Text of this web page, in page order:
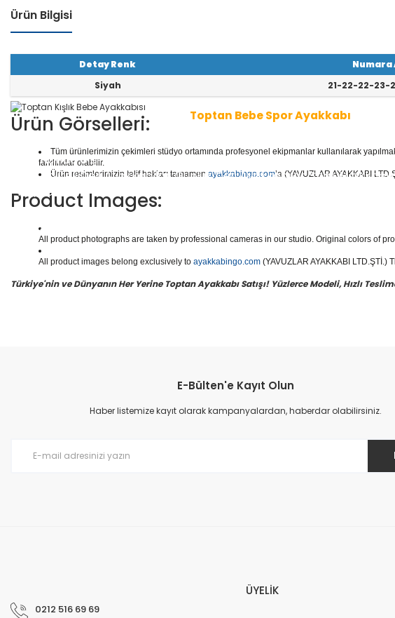
Ürün Bilgisi
Detay Renk Numara
Siyah
21-22-22-23-
Toptan Bebe Spor Ayakkabı
1 seri içinde8çift ayakkabı bulunur. Toptan Bebe Ayakkabı
tler, Kaliteli Deri Ayakkabılar, Günlük Deri Ayakkabılar, Spor
ılar, Botlar ve daha binlerce model bebe ayakkabısı mevcuttur.
Yüzlerce modeli, hızlı teslimatı, uygun
doğru adresi Yavuzlar Ayakkabı!
Ürün Görselleri:
Tüm ürünlerimizin çekimleri stüdyo ortamında profesyonel ekipmanlar kullanılarak
farklılıklar olabilir.
Ürün resimlerimizin telif hakları tamamen ayakkabingo.com’a (YAVUZLAR AYAKKABI
Product Images:
All product photographs are taken by professional cameras in our studio. Original colors of
All product images belong exclusively to ayakkabingo.com (YAVUZLAR AYAKKABI
Türkiye'nin ve Dünyanın Her Yerine Toptan Ayakkabı Satışı! Yüzlerce Modeli, Hızlı
E-Bülten'e Kayıt Olun
Haber listemize kayıt olarak kampanyalardan, haberdar olabilirsiniz.
0212 516 69 69
ÜYELİK